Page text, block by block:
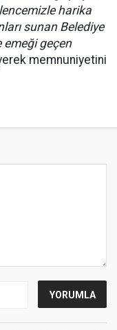
harika
sunan Belediye
emeği geçen
memnuniyetini